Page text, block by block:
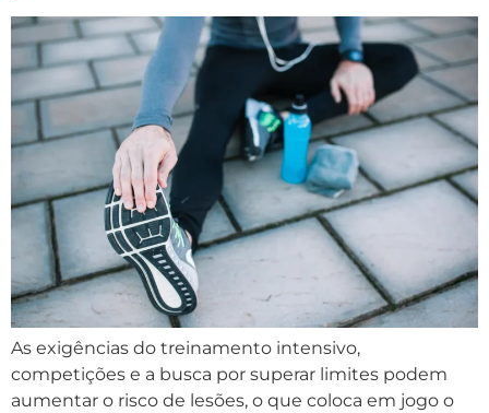
As exigências do treinamento intensivo,
competições e a busca por superar limites podem
aumentar o risco de lesões, o que coloca em jogo o